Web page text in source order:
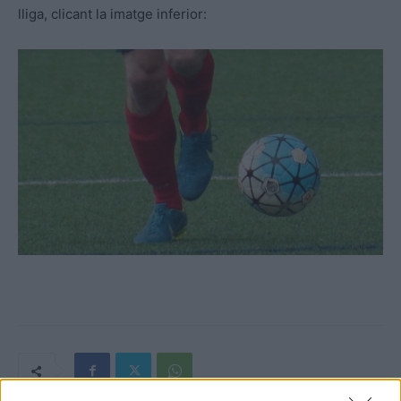
lliga, clicant la imatge inferior: